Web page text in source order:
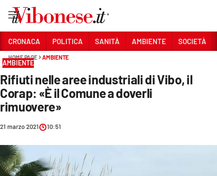
Sezioni
CRONACA
POLITICA
SOCIETÀ
CRONACA POLITICA SANITÀ AMBIENTE SOCIETÀ
HOME PAGE AMBIENTE
AMBIENTE
Rifiuti nelle aree industriali di Vibo, il
Corap: «È il Comune a doverli
rimuovere»
21 marzo 2021 10:51